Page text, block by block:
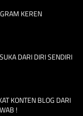
KEREN
DARI DIRI SENDIRI
KONTEN BLOG DARI
!